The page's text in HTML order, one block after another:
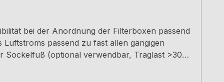
bei der Anordnung der Filterboxen passend
passend zu fast allen gängigen
(optional verwendbar, Traglast >300